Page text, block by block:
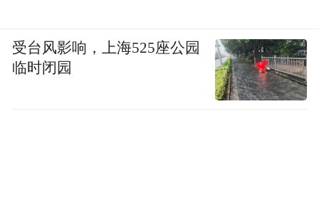
受台风影响，上海525座公园
临时闭园